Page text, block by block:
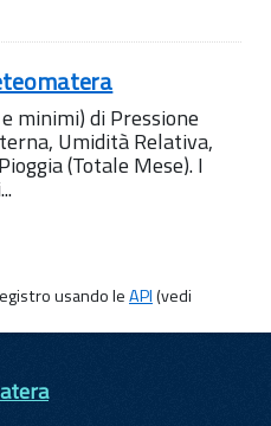
minimi) di Pressione
Umidità Relativa,
(Totale Mese). I
usando leAPI(vedi